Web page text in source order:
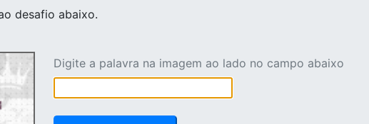
desafio abaixo.
Digite a palavra na imagem ao lado no campo abaixo